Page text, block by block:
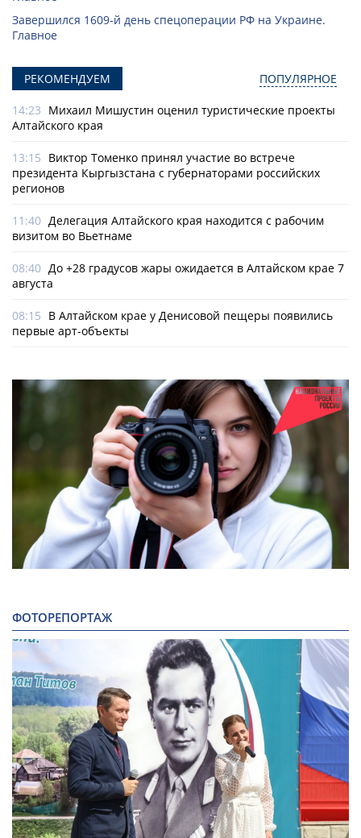
Завершился 1609-й день спецоперации РФ на Украине.
Главное
РЕКОМЕНДУЕМ ПОПУЛЯРНОЕ
14:23 Михаил Мишустин оценил туристические проекты
Алтайского края
13:15 Виктор Томенко принял участие во встрече
президента Кыргызстана с губернаторами российских
регионов
11:40 Делегация Алтайского края находится с рабочим
визитом во Вьетнаме
08:40 До +28 градусов жары ожидается в Алтайском крае 7
августа
08:15 В Алтайском крае у Денисовой пещеры появились
первые арт-объекты
ФОТОРЕПОРТАЖ